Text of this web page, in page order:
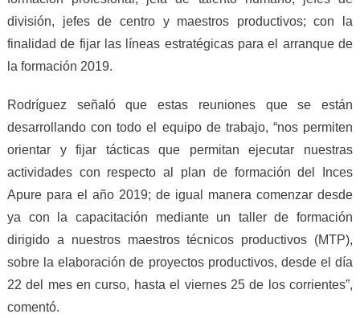
división, jefes de centro y maestros productivos; con la
finalidad de fijar las líneas estratégicas para el arranque de
la formación 2019.
Rodríguez señaló que estas reuniones que se están
desarrollando con todo el equipo de trabajo, “nos permiten
orientar y fijar tácticas que permitan ejecutar nuestras
actividades con respecto al plan de formación del Inces
Apure para el año 2019; de igual manera comenzar desde
ya con la capacitación mediante un taller de formación
dirigido a nuestros maestros técnicos productivos (MTP),
sobre la elaboración de proyectos productivos, desde el día
22 del mes en curso, hasta el viernes 25 de los corrientes”,
comentó.